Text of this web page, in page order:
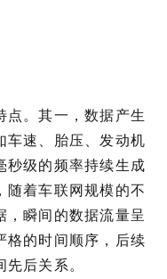
点。其一，数据产生
车速、胎压、发动机
秒级的频率持续生成
随着车联网规模的不
瞬间的数据流量呈
格的时间顺序，后续
后关系。